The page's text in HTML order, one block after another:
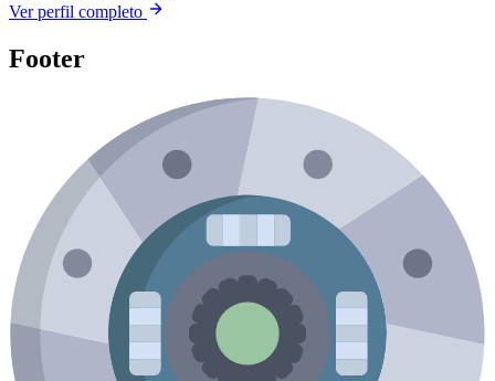
Ver perfil completo
Footer